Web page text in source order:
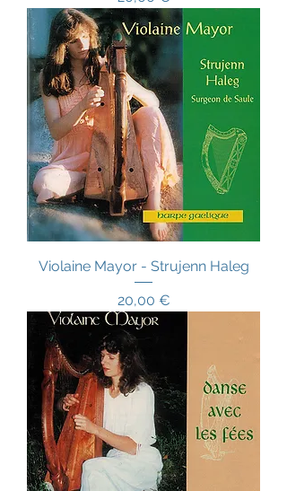
Violaine Mayor - Strujenn Haleg
Prix
20,00 €